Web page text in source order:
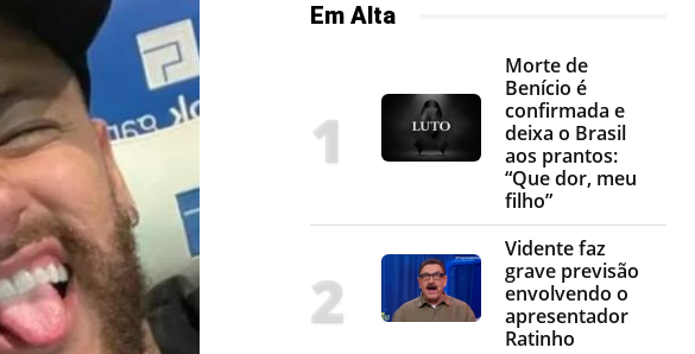
Em Alta
Morte de
Benício é
confirmada e
deixa o Brasil
aos prantos:
“Que dor, meu
filho”
Vidente faz
grave previsão
envolvendo o
apresentador
Ratinho